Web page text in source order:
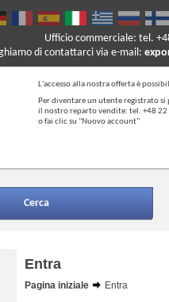
di contattarci via e-mail:
Ufficio commerciale: tel.
L'accesso alla nostra offerta è
Per diventare un utente registrato si
il nostro reparto vendite: tel. +48 22
o fai clic su "Nuovo account"
Cerca
Entra
Pagina iniziale
Entra